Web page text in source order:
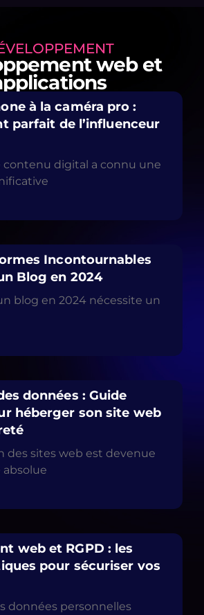
web et
à la caméra pro :
parfait de l’influenceur
contenu digital a connu une
Incontournables
Blog en 2024
blog en 2024 nécessite un
données : Guide
héberger son site web
des sites web est devenue
web et RGPD : les
pour sécuriser vos
données personnelles